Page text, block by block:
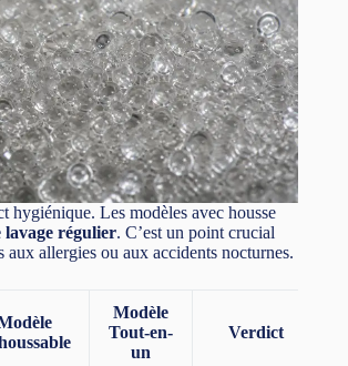
hygiénique. Les modèles avec housse
lavage régulier. C’est un point crucial
aux allergies ou aux accidents nocturnes.
Modèle
Tout-en-
un
Verdict